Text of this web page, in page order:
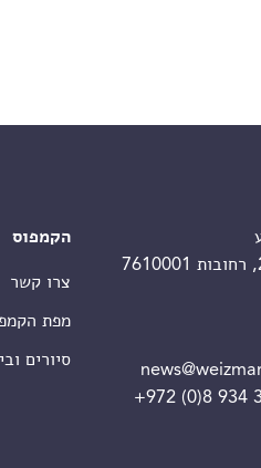
+972 (0)8 934
הקמפוס
צרו קשר
מפת
סיורים